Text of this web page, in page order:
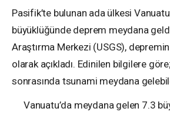
Pasifik’te bulunan ada ülkesi
büyüklüğünde deprem meydana
Araştırma Merkezi (USGS),
olarak açıkladı. Edinilen bilgilere
sonrasında tsunami meydana
Vanuatu’da meydana gelen 7.3